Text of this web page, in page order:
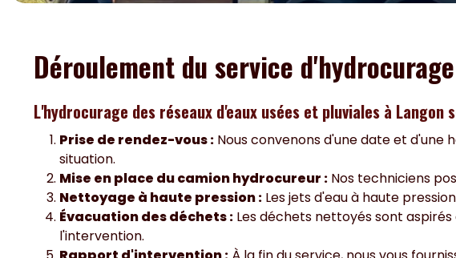
Déroulement du service
L'hydrocurage des réseaux d'eaux usées et pluviales à
Prise de rendez-vous : Nous convenons d'une date et d'une
situation.
Mise en place du camion hydrocureur : Nos techniciens
Nettoyage à haute pression : Les jets d'eau à haute
Évacuation des déchets : Les déchets nettoyés sont
l'intervention.